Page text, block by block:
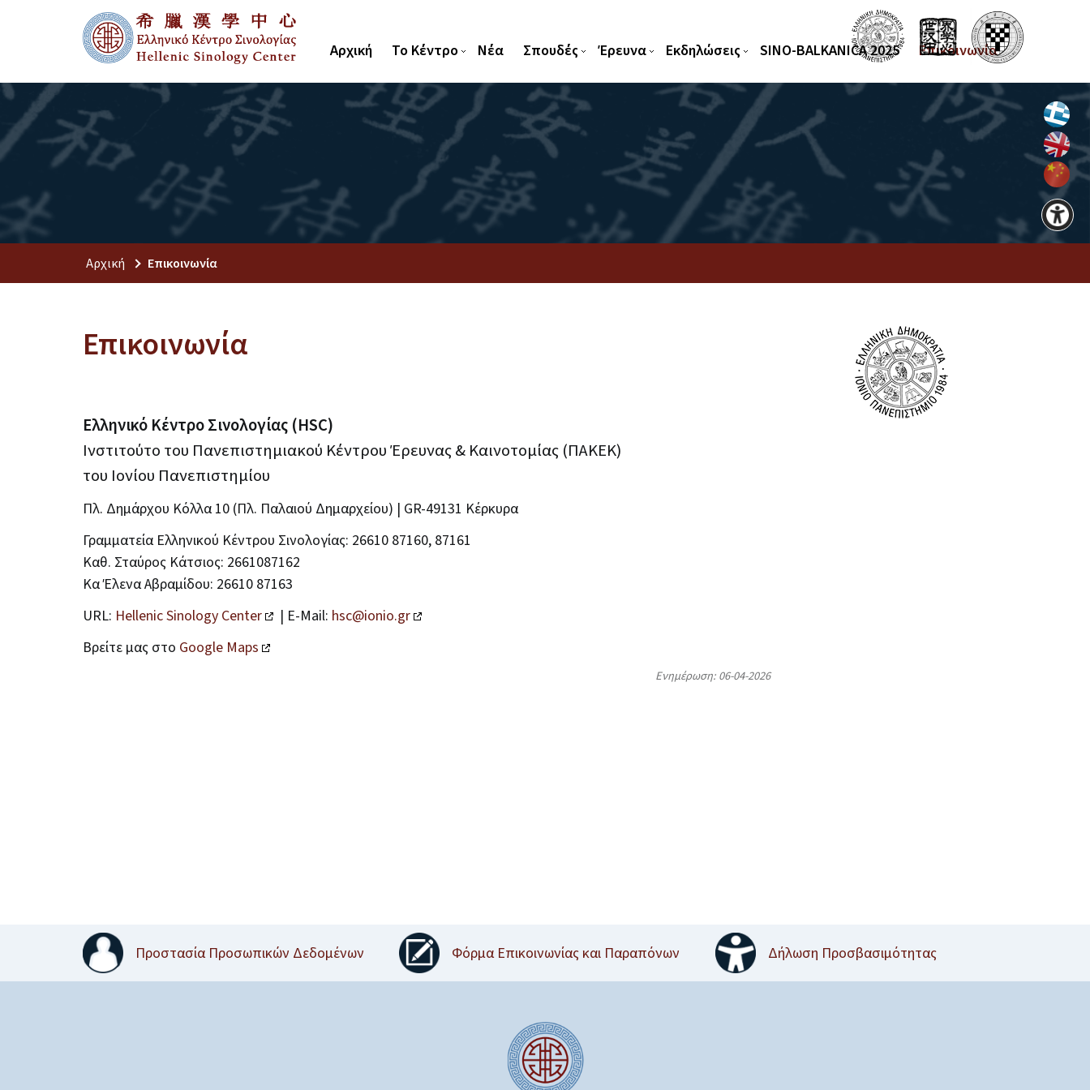
Αρχική Το Κέντρο Νέα Σπουδές Έρευνα Εκδηλώσεις SINO-BALKANICA 2025 Επικοινωνία
Αρχική Επικοινωνία
Επικοινωνία
Ελληνικό Κέντρο Σινολογίας (HSC)
Ινστιτούτο του Πανεπιστημιακού Κέντρου Έρευνας & Καινοτομίας (ΠΑΚΕΚ)
του Ιονίου Πανεπιστημίου
Πλ. Δημάρχου Κόλλα 10 (Πλ. Παλαιού Δημαρχείου) | GR-49131 Κέρκυρα
Γραμματεία Ελληνικού Κέντρου Σινολογίας: 26610 87160, 87161
Καθ. Σταύρος Κάτσιος: 2661087162
Κα Έλενα Αβραμίδου: 26610 87163
URL: Hellenic Sinology Center | E-Mail: hsc@ionio.gr
Βρείτε μας στο Google Maps
Ενημέρωση: 06-04-2026
Προστασία Προσωπικών Δεδομένων Φόρμα Επικοινωνίας και Παραπόνων Δήλωση Προσβασιμότητας